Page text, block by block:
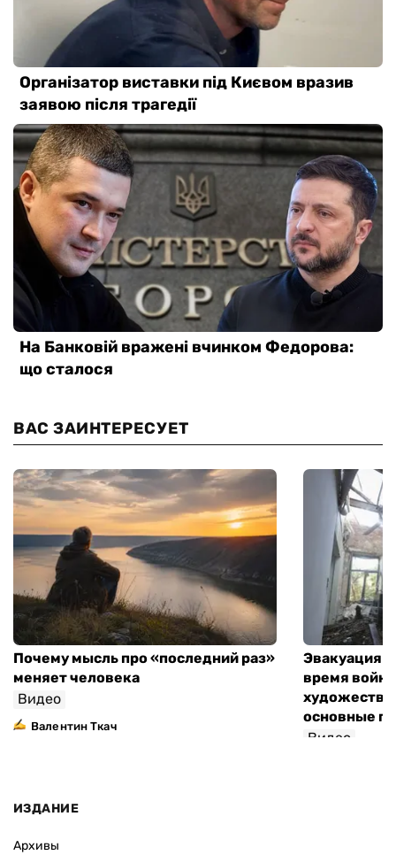
ВАС ЗАИНТЕРЕСУЕТ
Почему мысль про «последний раз»
меняет человека
Видео
Валентин Ткач
Эвакуация
время
основные
Видео
ИЗДАНИЕ
Архивы